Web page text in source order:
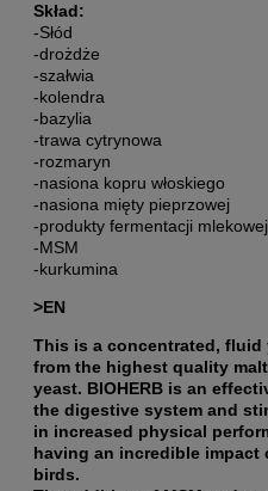
Skład:
-Słód
-drożdże
-szałwia
-kolendra
-bazylia
-trawa cytrynowa
-rozmaryn
-nasiona kopru włoskiego
-nasiona mięty pieprzowej
-produkty fermentacji mlekowej
-MSM
-kurkumina
>EN
This is a concentrated, fluid
from the highest quality
yeast. BIOHERB is an
the digestive system and
in increased physical
having an incredible impact
birds.